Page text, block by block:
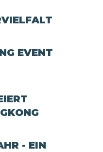
EVENT
- EIN